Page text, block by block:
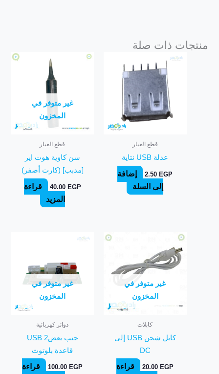
منتجات ذات صلة
قطع الغيار
عدلة USB نتاية
2.50EGP
إضافة
إلى السلة
غير متوفر في
المخزون
قطع الغيار
سن كاوية هوت اير
[مدبب] (كارت أصفر)
40.00 EGP
قراءة
المزيد
غير متوفر في
المخزون
كابلات
كابل شحن USB إلى
DC
20.00 EGP
قراءة
غير متوفر في
المخزون
دوائر كهربائية
جنب بعض2 USB
قاعدة بلوتوث
100.00 EGP
قراءة